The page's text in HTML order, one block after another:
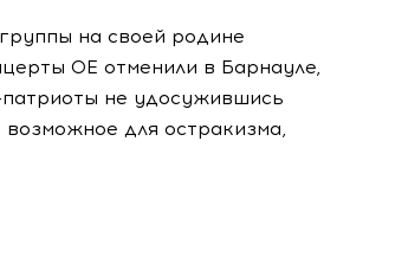
на своей родине
ОЕ отменили в Барнауле,
не удосужившись
для остракизма,